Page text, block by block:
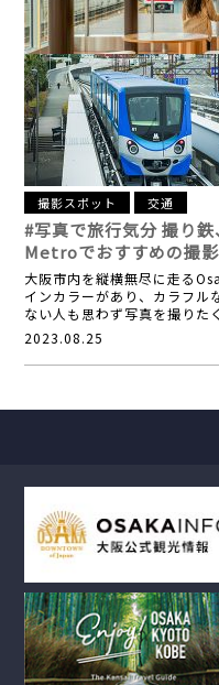
撮影スポット 交通
#写真で旅行気分撮り
Metroでおすすめの撮
大阪市内を縦横無尽に走る
インカラーがあり、カラフル
ない人も思わず写真を撮り
2023.08.25